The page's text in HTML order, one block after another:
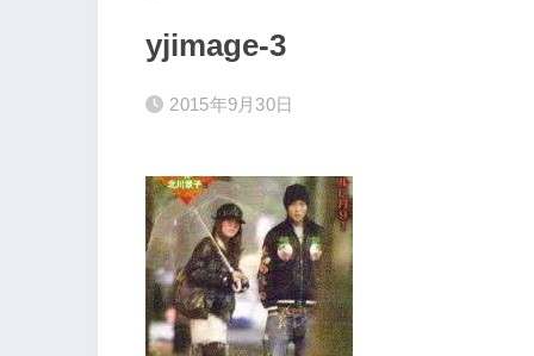
yjimage-3
2015年9月30日